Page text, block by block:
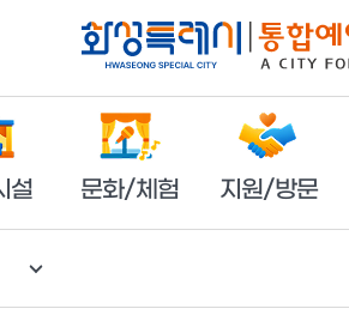
설 문화/체험 지원/방문